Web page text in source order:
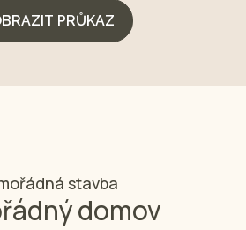
PRŮKAZ
stavba
domov